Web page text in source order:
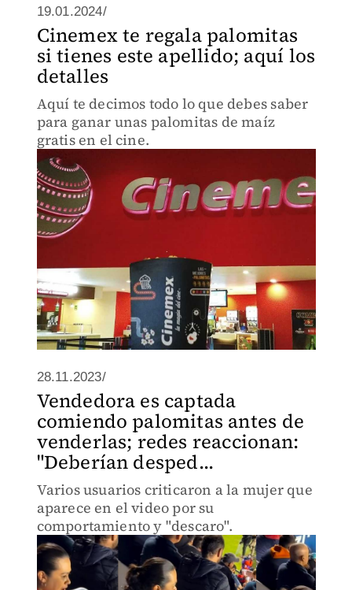
19.01.2024/
Cinemex te regala palomitas
si tienes este apellido; aquí los
detalles
Aquí te decimos todo lo que debes saber
para ganar unas palomitas de maíz
gratis en el cine.
28.11.2023/
Vendedora es captada
comiendo palomitas antes de
venderlas; redes reaccionan:
"Deberían desped...
Varios usuarios criticaron a la mujer que
aparece en el video por su
comportamiento y "descaro".